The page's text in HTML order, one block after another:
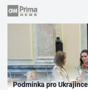
Podmínka pro